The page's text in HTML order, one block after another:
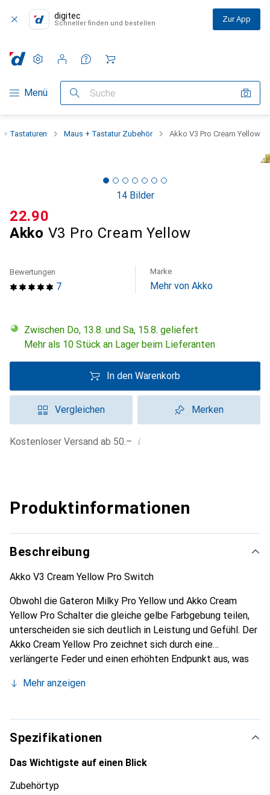
digitec
Schneller finden und bestellen Zur App
Navigation nach Kategorien
Menü Suche
Einstellungen
Kundenkonto
Vergleichslisten
Merklisten
Warenkorb
+ Tastaturen Maus + Tastatur Zubehör Akko V3 Pro Cream Yellow
14 Bilder
Akko V3 Pro Cream Yellow
CHF
22.90
7
Bewertungen Marke
Mehr von Akko
Zwischen Do, 13.8. und Sa, 15.8. geliefert
Mehr als 10 Stück an Lager beim Lieferanten
In den Warenkorb
Vergleichen Merken
Kostenloser Versand ab 50.– i
Produktinformationen
Beschreibung
Akko V3 Cream Yellow Pro Switch
Obwohl die Gateron Milky Pro Yellow und Akko Cream
Yellow Pro Schalter die gleiche gelbe Farbgebung teilen,
unterscheiden sie sich deutlich in Leistung und Gefühl. Der
Akko Cream Yellow Pro zeichnet sich durch eine
verlängerte Feder und einen erhöhten Endpunkt aus, was
Drücken führt. Klanglich hebt sich der Cream Yellow Pro
unterscheidet sich spürbar von dem bassigen, dumpfen
Ton der Gateron-Schalter.
Mehr anzeigen
Spezifikationen
Das Wichtigste auf einen Blick
Zubehörtyp